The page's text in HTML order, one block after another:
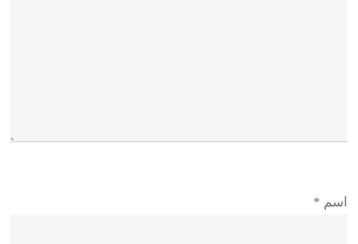
اسم *